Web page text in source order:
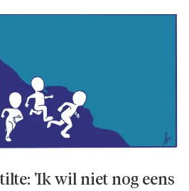
'Ik wil niet nog eens